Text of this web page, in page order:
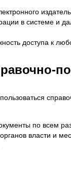
в системе и
доступа к
по всем
власти и